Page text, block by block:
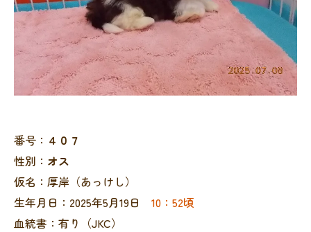
番号： ４０７
性別： オス
仮名：厚岸（あっけし）
生年月日：2025年5月19日 10：52頃
血統書：有り（JKC）